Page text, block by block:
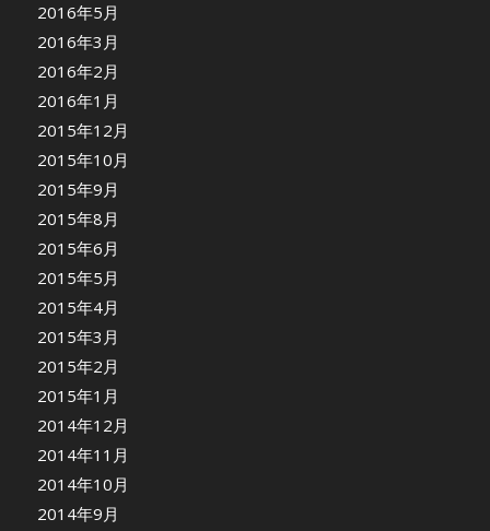
2016年5月
2016年3月
2016年2月
2016年1月
2015年12月
2015年10月
2015年9月
2015年8月
2015年6月
2015年5月
2015年4月
2015年3月
2015年2月
2015年1月
2014年12月
2014年11月
2014年10月
2014年9月